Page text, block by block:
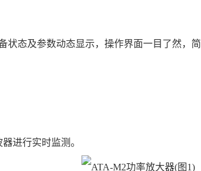
态及参数动态显示，操作界面一目了然，简
进行实时监测。